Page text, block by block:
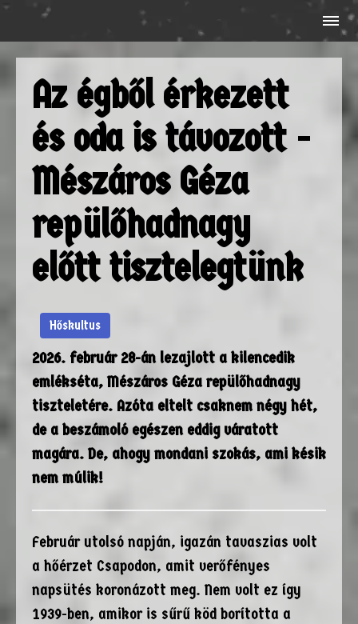
Az égből érkezett
és oda is távozott -
Mészáros Géza
repülőhadnagy
előtt tisztelegtünk
Hőskultus
2026. február 28-án lezajlott a kilencedik
emlékséta, Mészáros Géza repülőhadnagy
tiszteletére. Azóta eltelt csaknem négy hét,
de a beszámoló egészen eddig váratott
magára. De, ahogy mondani szokás, ami késik
nem múlik!
Február utolsó napján, igazán tavaszias volt
a hőérzet Csapodon, amit verőfényes
napsütés koronázott meg. Nem volt ez így
1939-ben, amikor is sűrű köd borította a